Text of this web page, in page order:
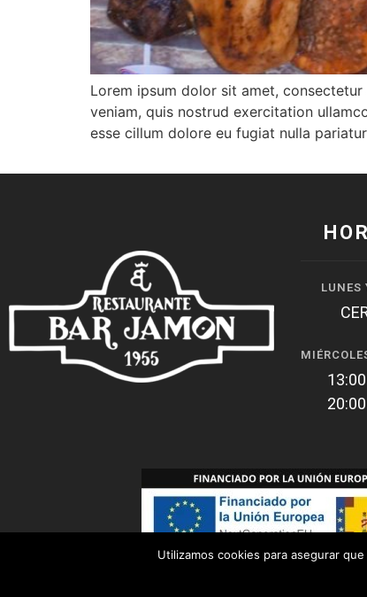
Lorem ipsum dolor sit amet,
veniam, quis nostrud exercitation
esse cillum dolore eu fugiat nulla
LUNES
Utilizamos cookies para asegurar